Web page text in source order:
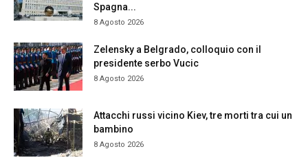
Spagna...
8 Agosto 2026
Zelensky a Belgrado, colloquio con il
presidente serbo Vucic
8 Agosto 2026
Attacchi russi vicino Kiev, tre morti tra cui un
bambino
8 Agosto 2026